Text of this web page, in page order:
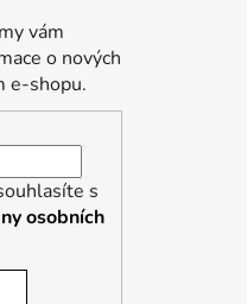
vám
o nových
e-shopu.
s
osobních